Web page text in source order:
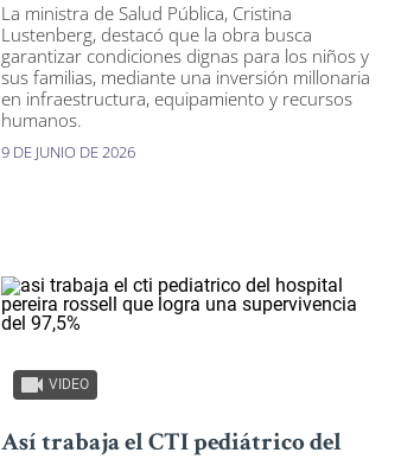
La ministra de Salud Pública, Cristina
Lustenberg, destacó que la obra busca
garantizar condiciones dignas para los niños y
sus familias, mediante una inversión millonaria
en infraestructura, equipamiento y recursos
humanos.
9 DE JUNIO DE 2026
VIDEO
Así trabaja el CTI pediátrico del